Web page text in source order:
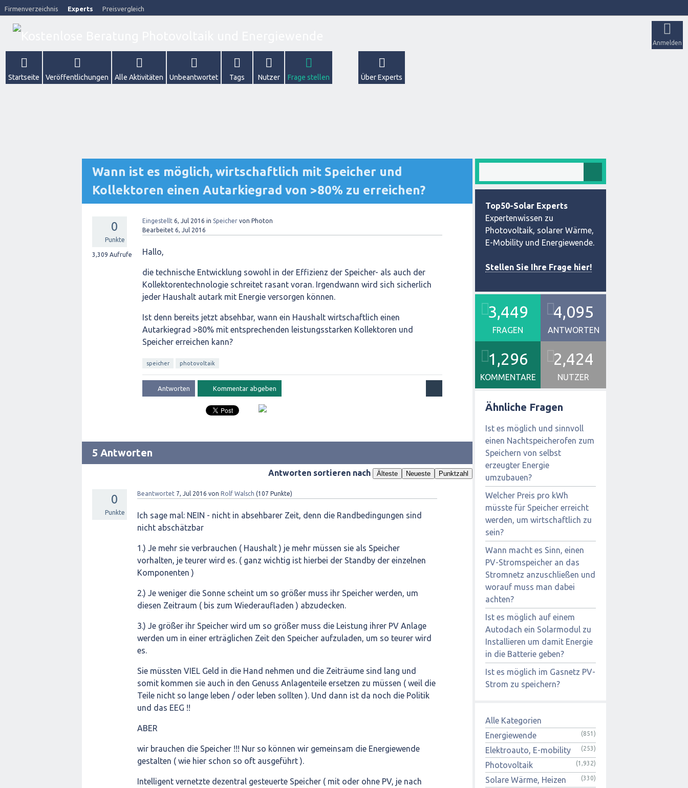
Firmenverzeichnis Experts Preisvergleich
Anmelden
Startseite Veröffentlichungen Alle Aktivitäten Unbeantwortet Tags Nutzer Frage stellen Über Experts
Wann ist es möglich, wirtschaftlich mit Speicher und
Kollektoren einen Autarkiegrad von >80% zu erreichen?
0
Punkte
3,309 Aufrufe
Eingestellt 6, Jul 2016 in Speicher von Photon
Bearbeitet 6, Jul 2016
Hallo,
die technische Entwicklung sowohl in der Effizienz der Speicher- als auch der
Kollektorentechnologie schreitet rasant voran. Irgendwann wird sich sicherlich
jeder Haushalt autark mit Energie versorgen können.
Ist denn bereits jetzt absehbar, wann ein Haushalt wirtschaftlich einen
Autarkiegrad >80% mit entsprechenden leistungsstarken Kollektoren und
Speicher erreichen kann?
speicher photovoltaik
5 Antworten
Antworten sortieren nach Älteste Neueste Punktzahl
0
Punkte
Beantwortet 7, Jul 2016 von Rolf Walsch (107 Punkte)
Ich sage mal: NEIN - nicht in absehbarer Zeit, denn die Randbedingungen sind
nicht abschätzbar
1.) Je mehr sie verbrauchen ( Haushalt ) je mehr müssen sie als Speicher
vorhalten, je teurer wird es. ( ganz wichtig ist hierbei der Standby der einzelnen
Komponenten )
2.) Je weniger die Sonne scheint um so größer muss ihr Speicher werden, um
diesen Zeitraum ( bis zum Wiederaufladen ) abzudecken.
3.) Je größer ihr Speicher wird um so größer muss die Leistung ihrer PV Anlage
werden um in einer erträglichen Zeit den Speicher aufzuladen, um so teurer wird
es.
Sie müssten VIEL Geld in die Hand nehmen und die Zeiträume sind lang und
somit kommen sie auch in den Genuss Anlagenteile ersetzen zu müssen ( weil die
Teile nicht so lange leben / oder leben sollten ). Und dann ist da noch die Politik
und das EEG !!
ABER
wir brauchen die Speicher !!! Nur so können wir gemeinsam die Energiewende
gestalten ( wie hier schon so oft ausgeführt ).
Intelligent vernetzte dezentral gesteuerte Speicher ( mit oder ohne PV, je nach
Top50-Solar Experts
Expertenwissen zu
Photovoltaik, solarer Wärme,
E-Mobility und Energiewende.
Stellen Sie Ihre Frage hier!
3,449
FRAGEN
4,095
ANTWORTEN
1,296
KOMMENTARE
2,424
NUTZER
Ähnliche Fragen
Ist es möglich und sinnvoll
einen Nachtspeicherofen zum
Speichern von selbst
erzeugter Energie
umzubauen?
Welcher Preis pro kWh
müsste für Speicher erreicht
werden, um wirtschaftlich zu
sein?
Wann macht es Sinn, einen
PV-Stromspeicher an das
Stromnetz anzuschließen und
worauf muss man dabei
achten?
Ist es möglich auf einem
Autodach ein Solarmodul zu
Installieren um damit Energie
in die Batterie geben?
Ist es möglich im Gasnetz PV-
Strom zu speichern?
Alle Kategorien
Energiewende
(851)
Elektroauto, E-mobility (253)
Photovoltaik (1,932)
Solare Wärme, Heizen (330)